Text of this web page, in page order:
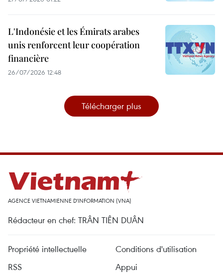
L'Indonésie et les Émirats arabes
unis renforcent leur coopération
financière
26/07/2026 12:48
Télécharger plus
AGENCE VIETNAMIENNE D'INFORMATION (VNA)
Rédacteur en chef: TRÂN TIÊN DUÂN
Propriété intellectuelle
Conditions d'utilisation
RSS
Appui